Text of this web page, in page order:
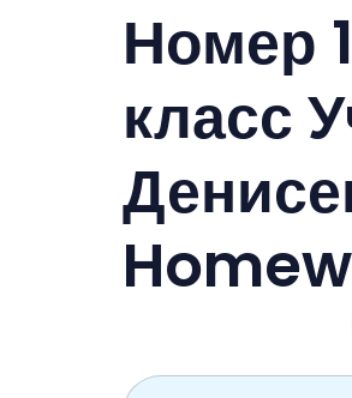
2 класс
4 класс
5 класс
6 класс
7 класс
9 класс
Номер
класс